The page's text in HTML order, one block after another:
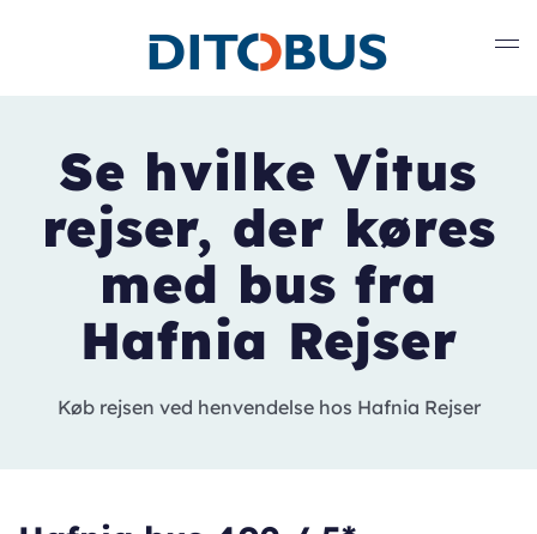
Gå til hovedindhold
Se hvilke Vitus
rejser, der køres
med bus fra
Hafnia Rejser
Køb rejsen ved henvendelse hos Hafnia Rejser